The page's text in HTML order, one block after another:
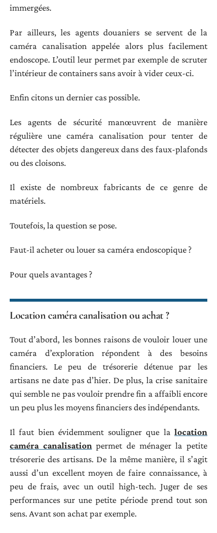
immergées.
Par ailleurs, les agents douaniers se servent de la
caméra canalisation appelée alors plus facilement
endoscope. L’outil leur permet par exemple de scruter
l’intérieur de containers sans avoir à vider ceux-ci.
Enfin citons un dernier cas possible.
Les agents de sécurité manœuvrent de manière
régulière une caméra canalisation pour tenter de
détecter des objets dangereux dans des faux-plafonds
ou des cloisons.
Il existe de nombreux fabricants de ce genre de
matériels.
Toutefois, la question se pose.
Faut-il acheter ou louer sa caméra endoscopique ?
Pour quels avantages ?
Location caméra canalisation ou achat ?
Tout d’abord, les bonnes raisons de vouloir louer une
caméra d’exploration répondent à des besoins
financiers. Le peu de trésorerie détenue par les
artisans ne date pas d’hier. De plus, la crise sanitaire
qui semble ne pas vouloir prendre fin a affaibli encore
un peu plus les moyens financiers des indépendants.
Il faut bien évidemment souligner que la location
caméra canalisation permet de ménager la petite
trésorerie des artisans. De la même manière, il s’agit
aussi d’un excellent moyen de faire connaissance, à
peu de frais, avec un outil high-tech. Juger de ses
performances sur une petite période prend tout son
sens. Avant son achat par exemple.